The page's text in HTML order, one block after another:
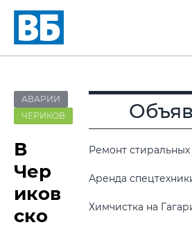
АВАРИИ
ЧЕРИКОВ
В
Чер
иков
ско
Ремонт
Аренда
Химчистка на